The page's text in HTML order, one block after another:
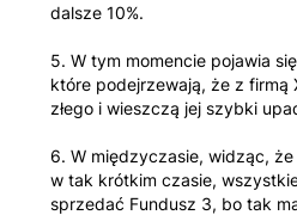
dalsze 10%.
5. W tym momencie pojawia
które podejrzewają, że z firmą
złego i wieszczą jej szybki
6. W międzyczasie, widząc, że
w tak krótkim czasie,
sprzedać Fundusz 3, bo tak